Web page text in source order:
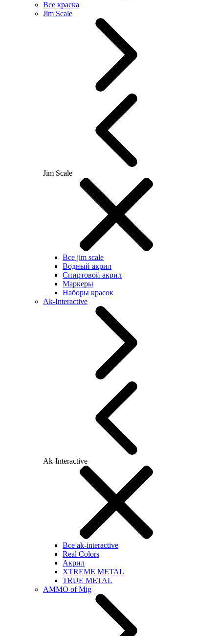
Все краска
Jim Scale
Jim Scale
Все jim scale
Водный акрил
Спиртовой акрил
Маркеры
Наборы красок
Ak-Interactive
Ak-Interactive
Все ak-interactive
Real Colors
Акрил
XTREME METAL
TRUE METAL
AMMO of Mig